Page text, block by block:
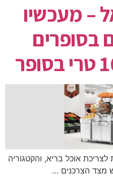
– מעכשיו
בסופרים
אוכל בריא, והקטגוריה
מצד הצרכנים …